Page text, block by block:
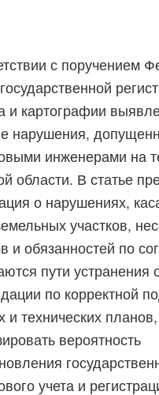
с поручением
и картографии
нарушения,
инженерами на
области. В статье
о нарушениях,
участков,
и обязанностей по
пути устранения
по корректной
и технических
вероятность
учета и